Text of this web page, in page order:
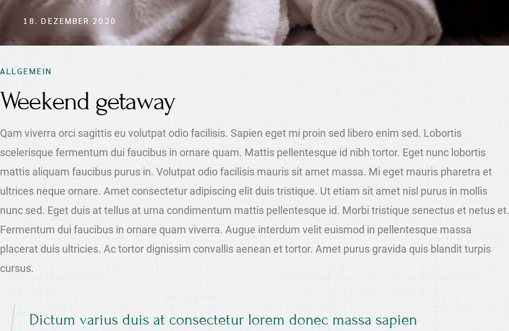
18. DEZEMBER 2020
ALLGEMEIN
Weekend getaway
Qam viverra orci sagittis eu volutpat odio facilisis. Sapien eget mi proin sed libero enim sed. Lobortis
scelerisque fermentum dui faucibus in ornare quam. Mattis pellentesque id nibh tortor. Eget nunc lobortis
mattis aliquam faucibus purus in. Volutpat odio facilisis mauris sit amet massa. Mi eget mauris pharetra et
ultrices neque ornare. Amet consectetur adipiscing elit duis tristique. Ut etiam sit amet nisl purus in mollis
nunc sed. Eget duis at tellus at urna condimentum mattis pellentesque id. Morbi tristique senectus et netus et.
Fermentum dui faucibus in ornare quam viverra. Augue interdum velit euismod in pellentesque massa
placerat duis ultricies. Ac tortor dignissim convallis aenean et tortor. Amet purus gravida quis blandit turpis
cursus.
Dictum varius duis at consectetur lorem donec massa sapien